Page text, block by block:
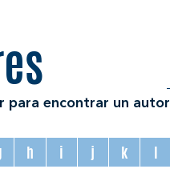
para encontrar un autor
h i j k l